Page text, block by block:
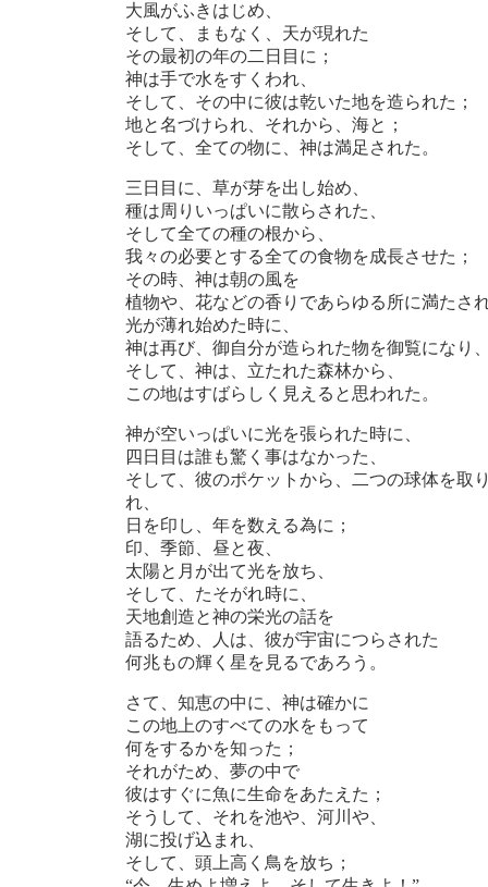
大風がふきはじめ、
そして、まもなく、天が現れた
その最初の年の二日目に；
神は手で水をすくわれ、
そして、その中に彼は乾いた地を造られた；
地と名づけられ、それから、海と；
そして、全ての物に、神は満足された。
三日目に、草が芽を出し始め、
種は周りいっぱいに散らされた、
そして全ての種の根から、
我々の必要とする全ての食物を成長させた；
その時、神は朝の風を
植物や、花などの香りであらゆる所に満たさ
光が薄れ始めた時に、
神は再び、御自分が造られた物を御覧になり
そして、神は、立たれた森林から、
この地はすばらしく見えると思われた。
神が空いっぱいに光を張られた時に、
四日目は誰も驚く事はなかった、
そして、彼のポケットから、二つの球体を取
れ、
日を印し、年を数える為に；
印、季節、昼と夜、
太陽と月が出て光を放ち、
そして、たそがれ時に、
天地創造と神の栄光の話を
語るため、人は、彼が宇宙につらされた
何兆もの輝く星を見るであろう。
さて、知恵の中に、神は確かに
この地上のすべての水をもって
何をするかを知った；
それがため、夢の中で
彼はすぐに魚に生命をあたえた；
そうして、それを池や、河川や、
湖に投げ込まれ、
そして、頭上高く鳥を放ち；